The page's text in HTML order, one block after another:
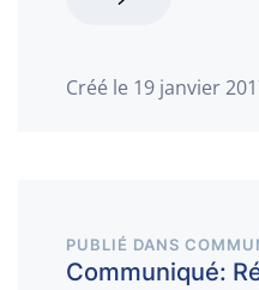
Créé le 19 janvier
PUBLIÉ DANS
Communiqué: